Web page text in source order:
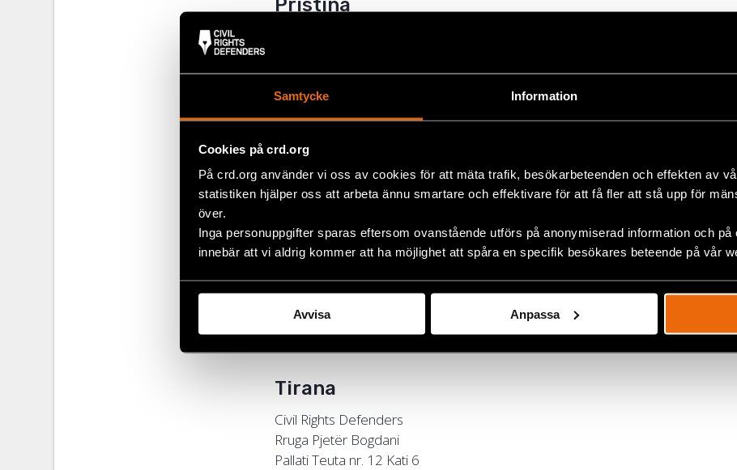
Samtycke Information
Cookies på crd.org
På crd.org använder vi oss av cookies för att mäta trafik, besökarbeteenden och effekten av
statistiken hjälper oss att arbeta ännu smartare och effektivare för att få fler att stå upp för
över.
Inga personuppgifter sparas eftersom ovanstående utförs på anonymiserad information och
innebär att vi aldrig kommer att ha möjlighet att spåra en specifik besökares beteende på vår
Avvisa Anpassa
Pristina
10 000 Prishtina
Kosovo
E-post
Sarajevo
Civil Rights Defenders
Pehlivanuša 1/2
Bosnia and Herzegovina
Telefon: +387 33 558 515
Tirana
Civil Rights Defenders
Rruga Pjetër Bogdani
Pallati Teuta nr. 12 Kati 6